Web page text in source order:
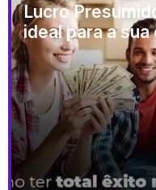
Lucro
ideal para a